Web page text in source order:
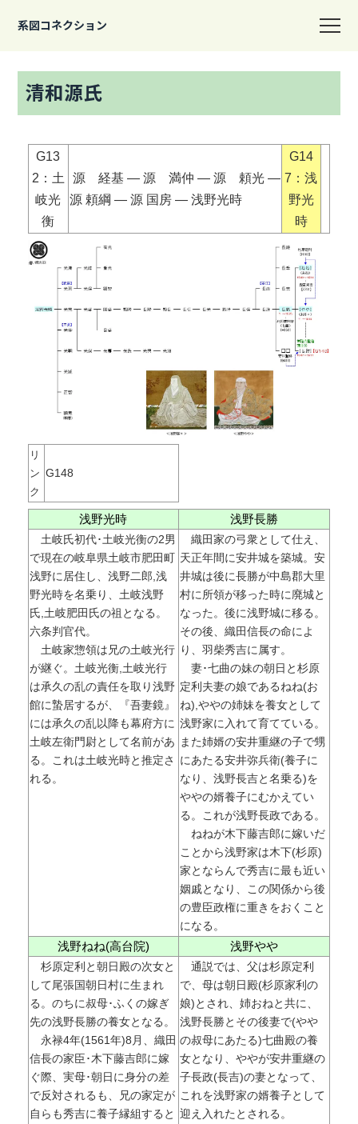
系図コネクション
清和源氏
G13
2：土
岐光
衡
源 経基 ― 源 満仲 ― 源 頼光 ―
源 頼綱 ― 源 国房 ― 浅野光時
G14
7：浅
野光
時
リ
ン
ク
G148
浅野光時
浅野長勝
土岐氏初代･土岐光衡の2男
で現在の岐阜県土岐市肥田町
浅野に居住し、浅野二郎,浅
野光時を名乗り、土岐浅野
氏,土岐肥田氏の祖となる。
六条判官代。
土岐家惣領は兄の土岐光行
が継ぐ。土岐光衡,土岐光行
は承久の乱の責任を取り浅野
館に蟄居するが、『吾妻鏡』
には承久の乱以降も幕府方に
土岐左衛門尉として名前があ
る。これは土岐光時と推定さ
れる。
織田家の弓衆として仕え、
天正年間に安井城を築城。安
井城は後に長勝が中島郡大里
村に所領が移った時に廃城と
なった。後に浅野城に移る。
その後、織田信長の命によ
り、羽柴秀吉に属す。
妻･七曲の妹の朝日と杉原
定利夫妻の娘であるねね(お
ね),ややの姉妹を養女として
浅野家に入れて育てている。
また姉婿の安井重継の子で甥
にあたる安井弥兵衛(養子に
なり、浅野長吉と名乗る)を
ややの婿養子にむかえてい
る。これが浅野長政である。
ねねが木下藤吉郎に嫁いだ
ことから浅野家は木下(杉原)
家とならんで秀吉に最も近い
姻戚となり、この関係から後
の豊臣政権に重きをおくこと
になる。
浅野ねね(高台院)
浅野やや
杉原定利と朝日殿の次女と
して尾張国朝日村に生まれ
る。のちに叔母･ふくの嫁ぎ
先の浅野長勝の養女となる。
永禄4年(1561年)8月、織田
信長の家臣･木下藤吉郎に嫁
ぐ際、実母･朝日に身分の差
で反対されるも、兄の家定が
自らも秀吉に養子縁組すると
通説では、父は杉原定利
で、母は朝日殿(杉原家利の
娘)とされ、姉おねと共に、
浅野長勝とその後妻で(やや
の叔母にあたる)七曲殿の養
女となり、ややが安井重継の
子長政(長吉)の妻となって、
これを浅野家の婿養子として
迎え入れたとされる。